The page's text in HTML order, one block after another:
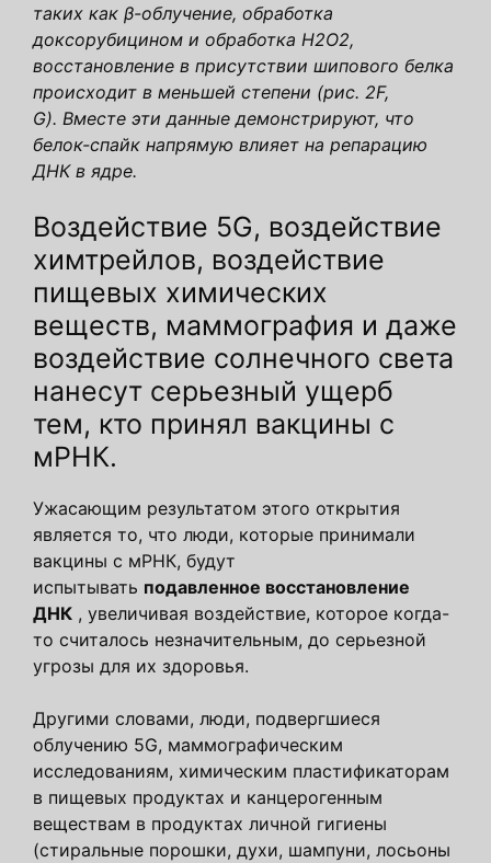
таких как β-облучение, обработка
доксорубицином и обработка H2O2,
восстановление в присутствии шипового белка
происходит в меньшей степени (рис. 2F,
G). Вместе эти данные демонстрируют, что
белок-спайк напрямую влияет на репарацию
ДНК в ядре.
Воздействие 5G, воздействие
химтрейлов, воздействие
пищевых химических
веществ, маммография и даже
воздействие солнечного света
нанесут серьезный ущерб
тем, кто принял вакцины с
мРНК.
Ужасающим результатом этого открытия
является то, что люди, которые принимали
вакцины с мРНК, будут
испытывать подавленное восстановление
ДНК , увеличивая воздействие, которое когда-
то считалось незначительным, до серьезной
угрозы для их здоровья.
Другими словами, люди, подвергшиеся
облучению 5G, маммографическим
исследованиям, химическим пластификаторам
в пищевых продуктах и ​​канцерогенным
веществам в продуктах личной гигиены
(стиральные порошки, духи, шампуни, лосьоны